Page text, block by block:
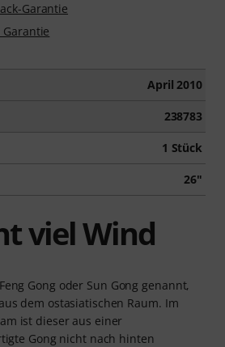
Garantie
Garantie
April 2010
238783
1 Stück
26"
viel Wind
Gong oder Sun Gong genannt,
dem ostasiatischen Raum. Im
ist dieser aus einer
Gong nicht nach hinten